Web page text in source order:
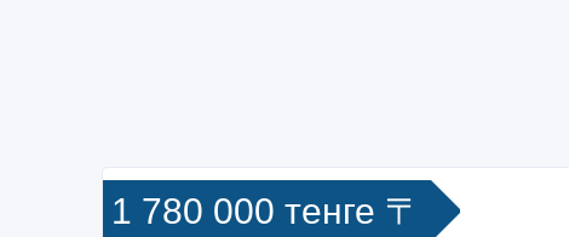
1 780 000 тенге 〒